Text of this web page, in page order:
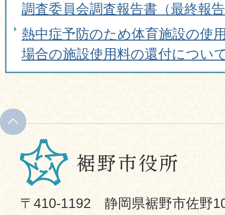
調査委員会調査報告書（最終報
熱中症予防のため体育施設の使
場合の施設使用料の還付につい
〒410-1192 静岡県裾野市佐野